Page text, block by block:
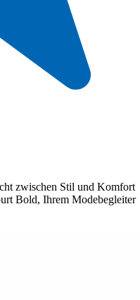
zwischen Stil und Komfort
Bold, Ihrem Modebegleiter